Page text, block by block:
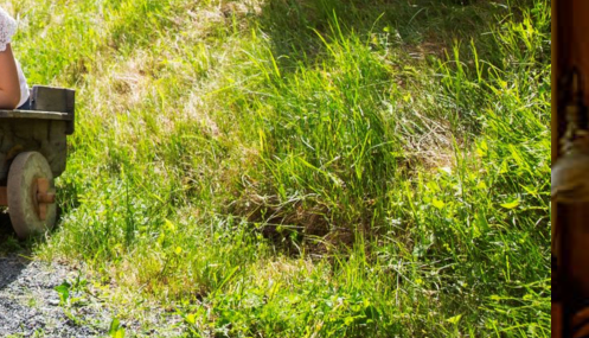
med servering
oss +
og læring +
oss